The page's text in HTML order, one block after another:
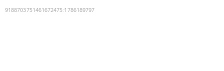
9188703751461672475:1786189797